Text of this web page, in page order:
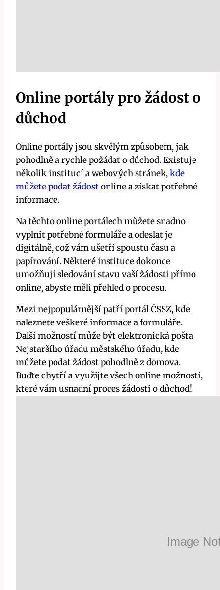
Online portály pro žádost o
důchod
Online portály jsou skvělým způsobem, jak
pohodlně a rychle požádat o důchod. Existuje
několik institucí a webových stránek,kde
můžete podat žádostonline a získat potřebné
informace.
Na těchto online portálech můžete snadno
vyplnit potřebné formuláře a odeslat je
digitálně, což vám ušetří spoustu času a
papírování. Některé instituce dokonce
umožňují sledování stavu vaší žádosti přímo
online, abyste měli přehled o procesu.
Mezi nejpopulárnější patří portál ČSSZ, kde
naleznete veškeré informace a formuláře.
Další možností může být elektronická pošta
Nejstaršího úřadu městského úřadu, kde
můžete podat žádost pohodlně z domova.
Buďte chytří a využijte všech online možností,
které vám usnadní proces žádosti o důchod!